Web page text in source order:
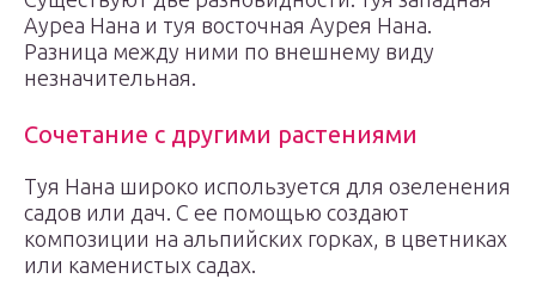
Ауреа Нана и туя восточная Аурея Нана.
Разница между ними по внешнему виду
незначительная.
Сочетание с другими растениями
Туя Нана широко используется для озеленения
садов или дач. С ее помощью создают
композиции на альпийских горках, в цветниках
или каменистых садах.